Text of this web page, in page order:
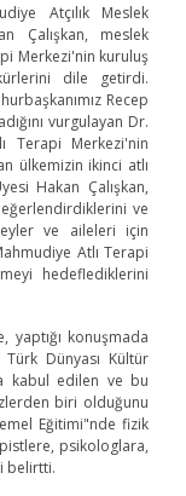
Atçılık Meslek
Çalışkan, meslek
Merkezi'nin kuruluş
dile getirdi.
Recep
vurgulayan Dr.
Terapi Merkezi'nin
ülkemizin ikinci atlı
Hakan Çalışkan,
ve
ve aileleri için
Atlı Terapi
hedeflediklerini
yaptığı konuşmada
Dünyası Kültür
kabul edilen ve bu
biri olduğunu
Eğitimi"nde fizik
psikologlara,
belirtti.